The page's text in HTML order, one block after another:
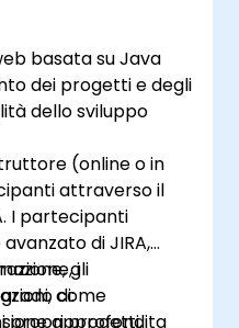
(CSM) con piena
basata su Java
dei progetti e degli
dello sviluppo
(online o in
attraverso il
I partecipanti
di JIRA,
gli
come
i propri progetti,
i
di:
approfondita